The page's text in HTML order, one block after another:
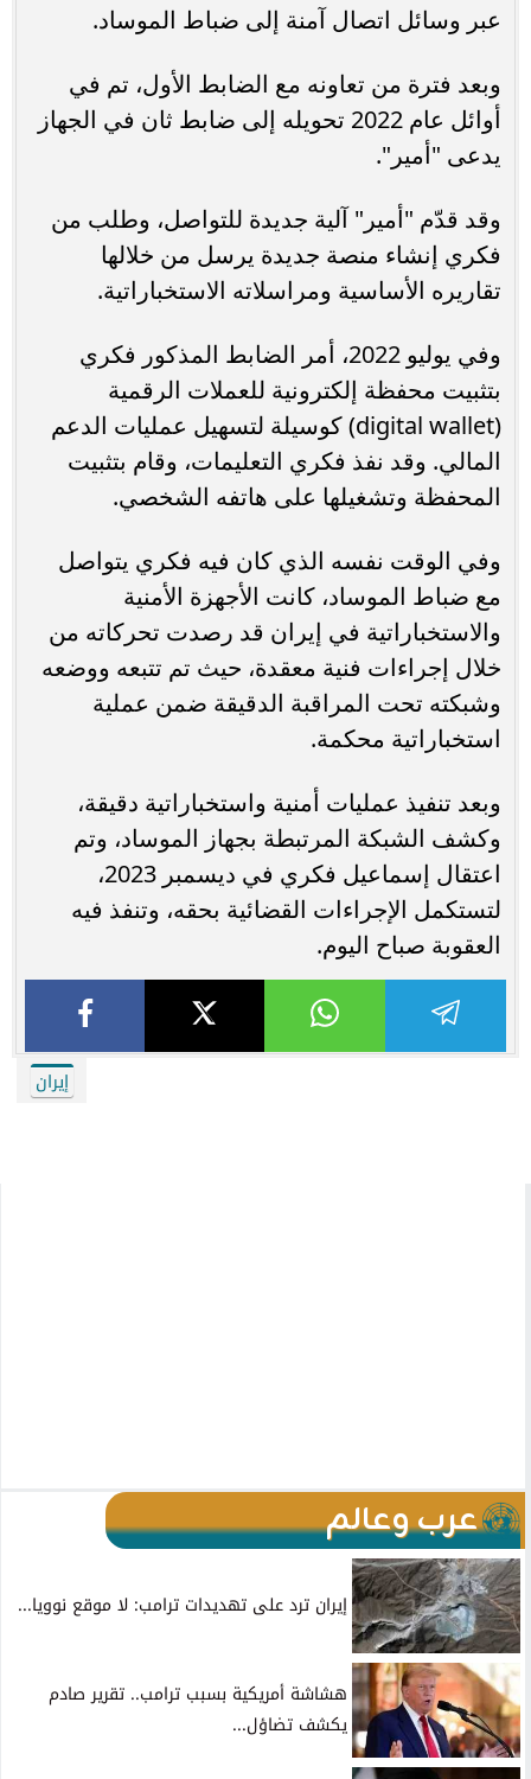
عبر وسائل اتصال آمنة إلى ضباط الموساد.
وبعد فترة من تعاونه مع الضابط الأول، تم في
أوائل عام 2022 تحويله إلى ضابط ثان في الجهاز
يدعى "أمير".
وقد قدّم "أمير" آلية جديدة للتواصل، وطلب من
فكري إنشاء منصة جديدة يرسل من خلالها
تقاريره الأساسية ومراسلاته الاستخباراتية.
وفي يوليو 2022، أمر الضابط المذكور فكري
بتثبيت محفظة إلكترونية للعملات الرقمية
(digital wallet) كوسيلة لتسهيل عمليات الدعم
المالي. وقد نفذ فكري التعليمات، وقام بتثبيت
المحفظة وتشغيلها على هاتفه الشخصي.
وفي الوقت نفسه الذي كان فيه فكري يتواصل
مع ضباط الموساد، كانت الأجهزة الأمنية
والاستخباراتية في إيران قد رصدت تحركاته من
خلال إجراءات فنية معقدة، حيث تم تتبعه ووضعه
وشبكته تحت المراقبة الدقيقة ضمن عملية
استخباراتية محكمة.
وبعد تنفيذ عمليات أمنية واستخباراتية دقيقة،
وكشف الشبكة المرتبطة بجهاز الموساد، وتم
اعتقال إسماعيل فكري في ديسمبر 2023،
لتستكمل الإجراءات القضائية بحقه، وتنفذ فيه
العقوبة صباح اليوم.
إيران
عرب وعالم
إيران ترد على تهديدات ترامب: لا موقع نوويا...
هشاشة أمريكية بسبب ترامب.. تقرير صادم
يكشف تضاؤل...